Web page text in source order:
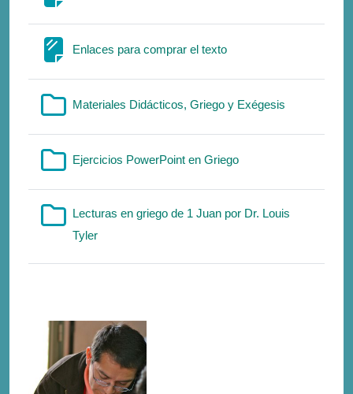
Enlaces para comprar el textoΣελίδα
Materiales Didácticos, Griego y Exégesis
Ejercicios PowerPoint en GriegoΦάκελος
Lecturas en griego de 1 Juan por Dr. Louis
TylerΦάκελος